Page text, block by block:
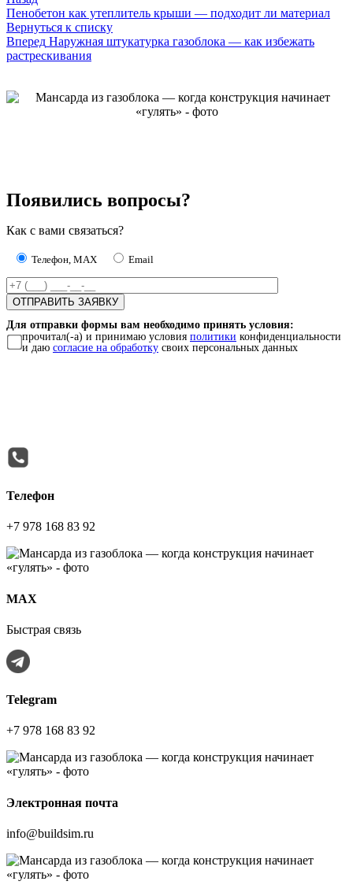
Пенобетон как утеплитель крыши — подходит ли материал
Вернуться к списку
Вперед Наружная штукатурка газоблока — как избежать
растрескивания
Появились вопросы?
Как с вами связаться?
Телефон, MAX Email
Для отправки формы вам необходимо принять условия:
прочитал(-а) и принимаю условия политики конфиденциальности
и даю согласие на обработку своих персональных данных
Телефон
+7 978 168 83 92
МАХ
Быстрая связь
Telegram
+7 978 168 83 92
Электронная почта
info@buildsim.ru